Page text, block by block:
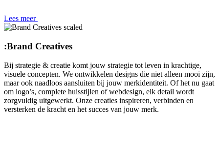
Lees meer
:Brand Creatives
Bij strategie & creatie komt jouw strategie tot leven in krachtige,
visuele concepten. We ontwikkelen designs die niet alleen mooi zijn,
maar ook naadloos aansluiten bij jouw merkidentiteit. Of het nu gaat
om logo’s, complete huisstijlen of webdesign, elk detail wordt
zorgvuldig uitgewerkt. Onze creaties inspireren, verbinden en
versterken de kracht en het succes van jouw merk.